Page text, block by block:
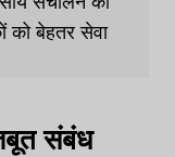
बेहतर सेवा
संबंध